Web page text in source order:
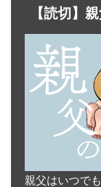
【読切】
親父はいつで